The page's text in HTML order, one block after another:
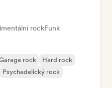
rockFunk
rock
Hard rock
Psychedelický rock